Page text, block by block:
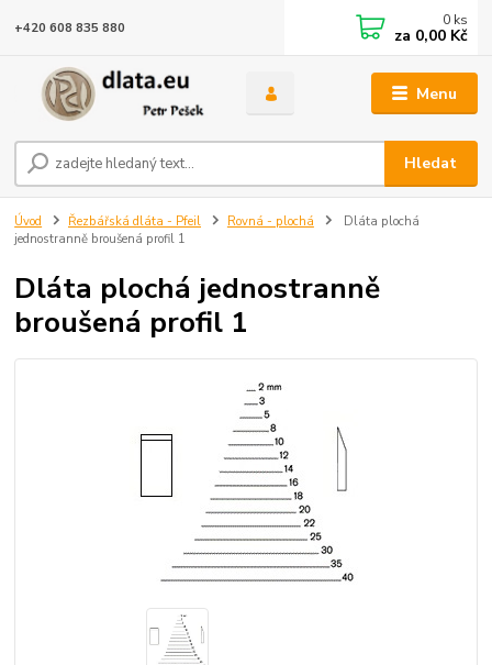
Menu
Hledat
+420 608 835 880 0 ks
za 0,00 Kč
Úvod Řezbářská dláta - Pfeil Rovná - plochá
Dláta plochá
jednostranně broušená profil 1
Dláta plochá jednostranně
broušená profil 1